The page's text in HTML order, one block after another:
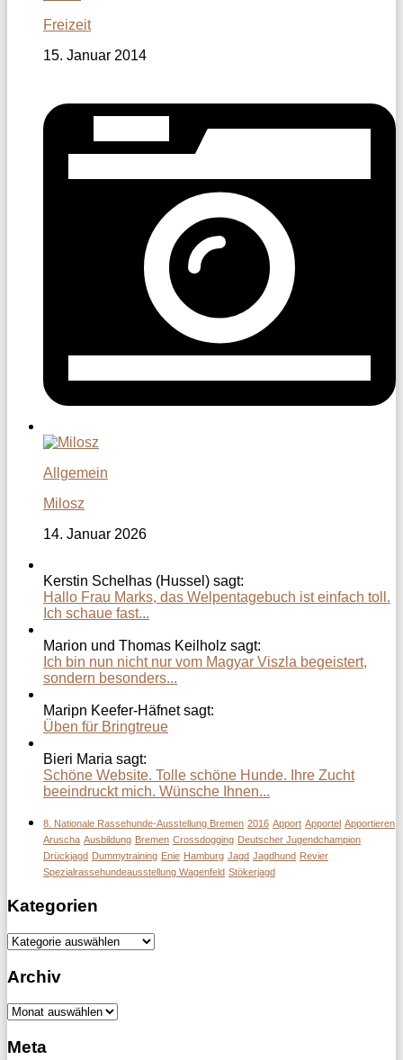
Freizeit
15. Januar 2014
Allgemein
Milosz
14. Januar 2026
Kerstin Schelhas (Hussel) sagt:
Hallo Frau Marks, das Welpentagebuch ist einfach toll.
Ich schaue fast...
Marion und Thomas Keilholz sagt:
Ich bin nun nicht nur vom Magyar Viszla begeistert,
sondern besonders...
Maripn Keefer-Häfnet sagt:
Üben für Bringtreue
Bieri Maria sagt:
Schöne Website. Tolle schöne Hunde. Ihre Zucht
beeindruckt mich. Wünsche Ihnen...
8. Nationale Rassehunde-Ausstellung Bremen 2016 Apport Apportel Apportieren
Aruscha Ausbildung Bremen Crossdogging Deutscher Jugendchampion
Drückjagd Dummytraining Enie Hamburg Jagd Jagdhund Revier
Spezialrassehundeausstellung Wagenfeld Stökerjagd
Kategorien
Kategorien
Archiv
Archiv
Meta